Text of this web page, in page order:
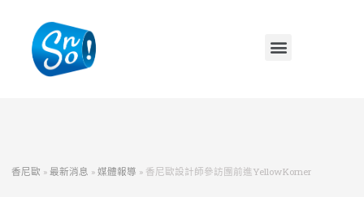
香尼歐 » 最新消息 »媒體報導 » 香尼歐設計師參訪團前進YellowKorner